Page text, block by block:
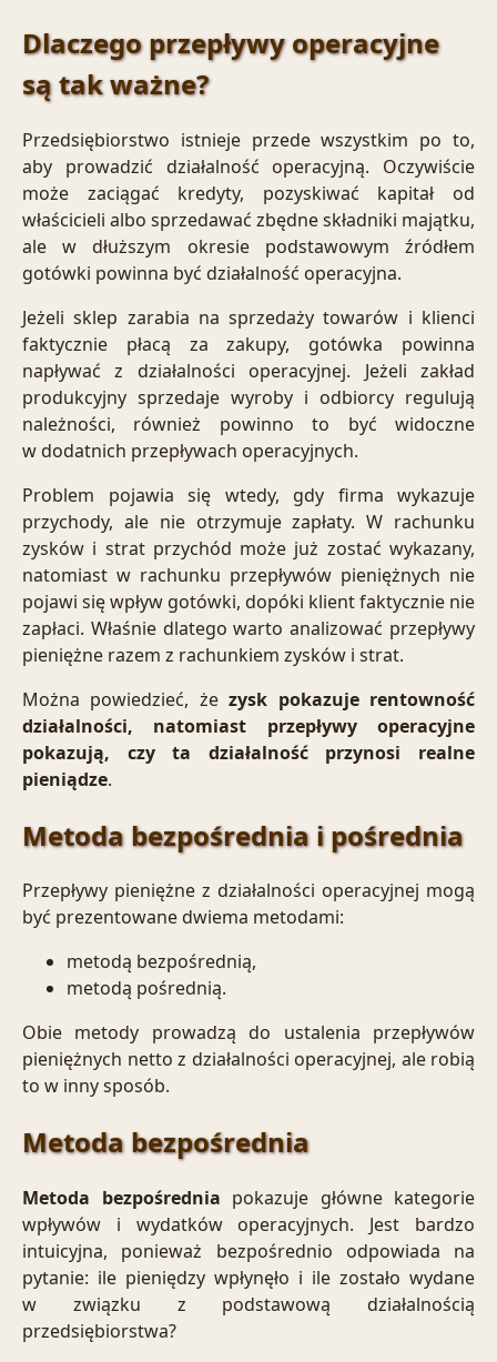
Dlaczego przepływy operacyjne
są tak ważne?
Przedsiębiorstwo istnieje przede wszystkim po to,
aby prowadzić działalność operacyjną. Oczywiście
może zaciągać kredyty, pozyskiwać kapitał od
właścicieli albo sprzedawać zbędne składniki majątku,
ale w dłuższym okresie podstawowym źródłem
gotówki powinna być działalność operacyjna.
Jeżeli sklep zarabia na sprzedaży towarów i klienci
faktycznie płacą za zakupy, gotówka powinna
napływać z działalności operacyjnej. Jeżeli zakład
produkcyjny sprzedaje wyroby i odbiorcy regulują
należności, również powinno to być widoczne
w dodatnich przepływach operacyjnych.
Problem pojawia się wtedy, gdy firma wykazuje
przychody, ale nie otrzymuje zapłaty. W rachunku
zysków i strat przychód może już zostać wykazany,
natomiast w rachunku przepływów pieniężnych nie
pojawi się wpływ gotówki, dopóki klient faktycznie nie
zapłaci. Właśnie dlatego warto analizować przepływy
pieniężne razem z rachunkiem zysków i strat.
Można powiedzieć, żezysk pokazuje rentowność
działalności, natomiast przepływy operacyjne
pokazują, czy ta działalność przynosi realne
pieniądze.
Metoda bezpośrednia i pośrednia
Przepływy pieniężne z działalności operacyjnej mogą
być prezentowane dwiema metodami:
metodą bezpośrednią,
metodą pośrednią.
Obie metody prowadzą do ustalenia przepływów
pieniężnych netto z działalności operacyjnej, ale robią
to w inny sposób.
Metoda bezpośrednia
Metoda bezpośrednia pokazuje główne kategorie
wpływów i wydatków operacyjnych. Jest bardzo
intuicyjna, ponieważ bezpośrednio odpowiada na
pytanie: ile pieniędzy wpłynęło i ile zostało wydane
w związku z podstawową działalnością
przedsiębiorstwa?